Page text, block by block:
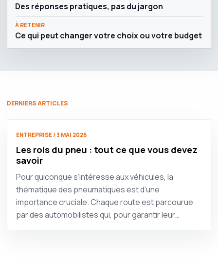
Des réponses pratiques, pas du jargon
À RETENIR
Ce qui peut changer votre choix ou votre budget
DERNIERS ARTICLES
ENTREPRISE / 3 MAI 2026
Les rois du pneu : tout ce que vous devez
savoir
Pour quiconque s’intéresse aux véhicules, la
thématique des pneumatiques est d’une
importance cruciale. Chaque route est parcourue
par des automobilistes qui, pour garantir leur…